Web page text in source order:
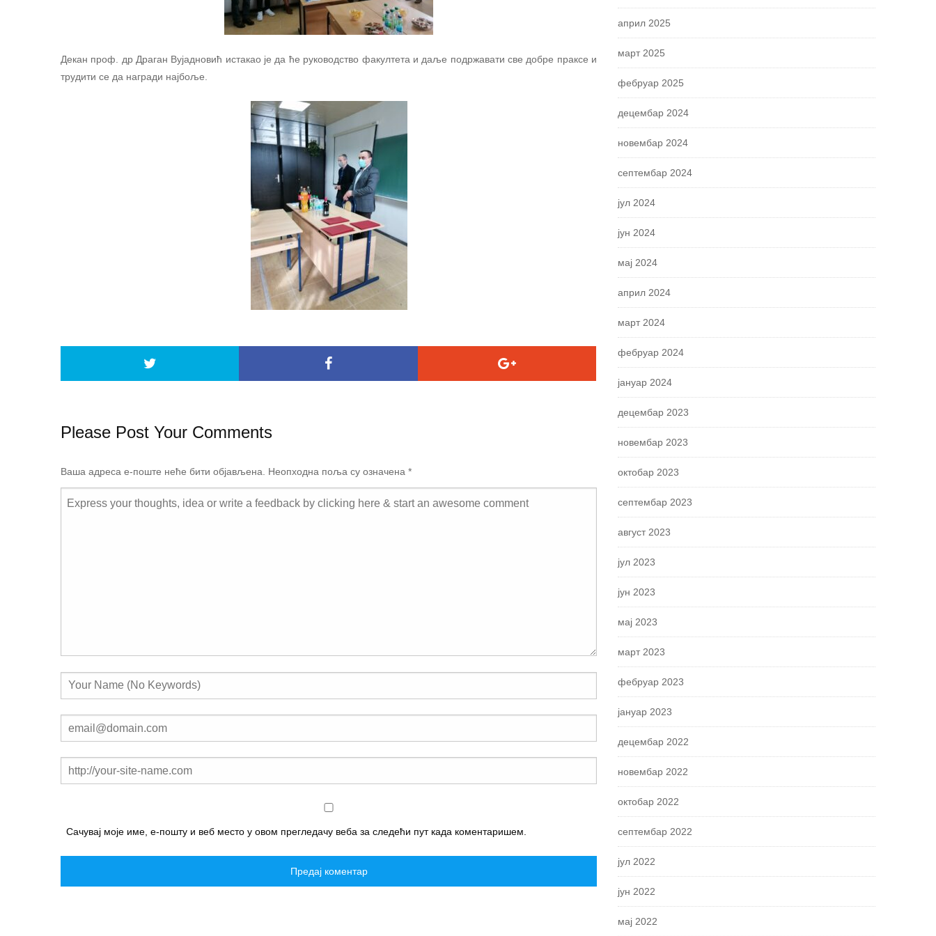
Декан проф. др Драган Вујадновић истакао је да ће руководство факултета и даље подржавати све добре праксе и
трудити се да награди најбоље.
Please Post Your Comments
Ваша адреса е-поште неће бити објављена. Неопходна поља су означена *
Сачувај моје име, е-пошту и веб место у овом прегледачу веба за следећи пут када коментаришем.
април 2025
март 2025
фебруар 2025
децембар 2024
новембар 2024
септембар 2024
јул 2024
јун 2024
мај 2024
април 2024
март 2024
фебруар 2024
јануар 2024
децембар 2023
новембар 2023
октобар 2023
септембар 2023
август 2023
јул 2023
јун 2023
мај 2023
март 2023
фебруар 2023
јануар 2023
децембар 2022
новембар 2022
октобар 2022
септембар 2022
јул 2022
јун 2022
мај 2022